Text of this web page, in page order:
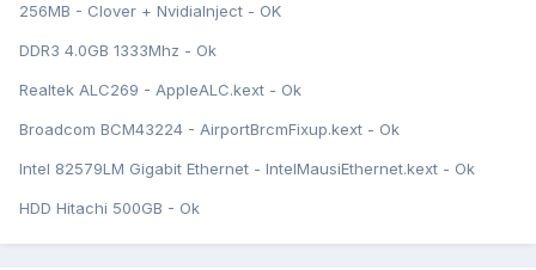
256MB - Clover + NvidiaInject - OK
DDR3 4.0GB 1333Mhz - Ok
Realtek ALC269 - AppleALC.kext - Ok
Broadcom BCM43224 - AirportBrcmFixup.kext - Ok
Intel 82579LM Gigabit Ethernet - IntelMausiEthernet.kext - Ok
HDD Hitachi 500GB - Ok